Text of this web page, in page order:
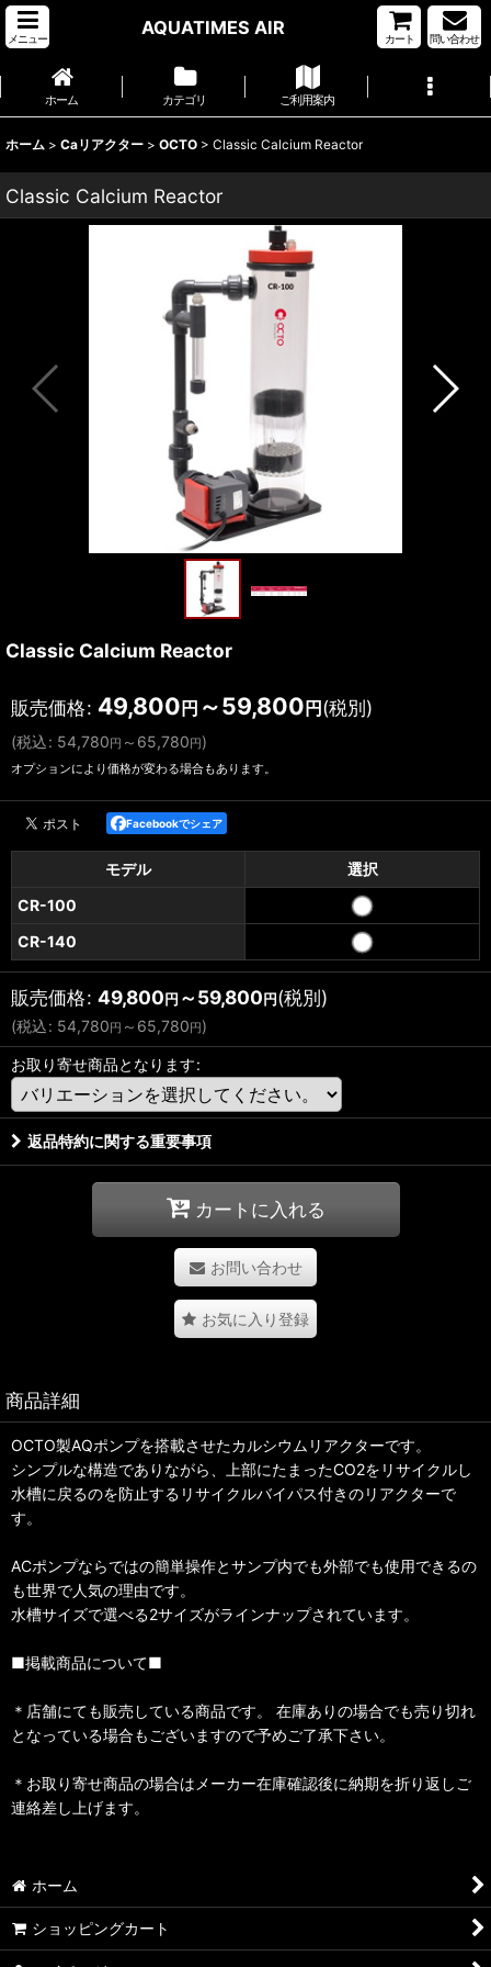
メニュー
AQUATIMES AIR
カート 問い合わせ
ホーム カテゴリ ご利用案内
ホーム > Caリアクター > OCTO > Classic Calcium Reactor
Classic Calcium Reactor
Classic Calcium Reactor
販売価格: 49,800円 ～59,800円(税別)
(税込: 54,780円 ～65,780円)
オプションにより価格が変わる場合もあります。
Facebookでシェア
モデル
選択
CR-100
CR-140
販売価格: 49,800円 ～59,800円(税別)
(税込: 54,780円 ～65,780円)
お取り寄せ商品となります:
返品特約に関する重要事項
カートに入れる
お問い合わせ
お気に入り登録
商品詳細
OCTO製AQポンプを搭載させたカルシウムリアクターです。
シンプルな構造でありながら、上部にたまったCO2をリサイクルし
水槽に戻るのを防止するリサイクルバイパス付きのリアクターで
す。
ACポンプならではの簡単操作とサンプ内でも外部でも使用できるの
も世界で人気の理由です。
水槽サイズで選べる2サイズがラインナップされています。
■掲載商品について■
＊店舗にても販売している商品です。 在庫ありの場合でも売り切れ
となっている場合もございますので予めご了承下さい。
＊お取り寄せ商品の場合はメーカー在庫確認後に納期を折り返しご
連絡差し上げます。
ホーム
ショッピングカート